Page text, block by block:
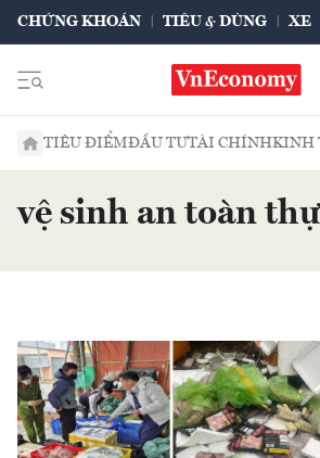
CHỨNG KHOÁN TIÊU & DÙNG XE
TIÊU ĐIỂMĐẦU TƯTÀI CHÍNHKINH
vệ sinh an toàn